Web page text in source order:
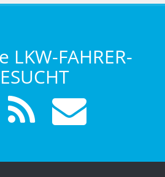
LKW-FAHRER-